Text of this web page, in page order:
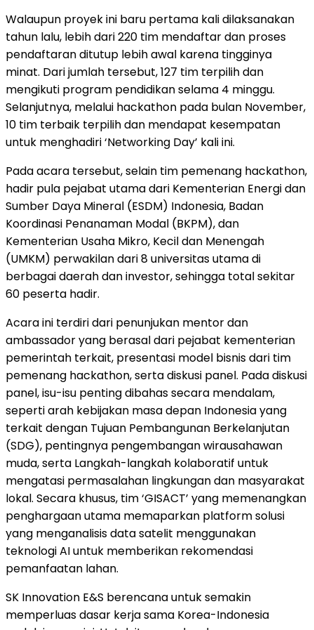
Walaupun proyek ini baru pertama kali dilaksanakan
tahun lalu, lebih dari 220 tim mendaftar dan proses
pendaftaran ditutup lebih awal karena tingginya
minat. Dari jumlah tersebut, 127 tim terpilih dan
mengikuti program pendidikan selama 4 minggu.
Selanjutnya, melalui hackathon pada bulan November,
10 tim terbaik terpilih dan mendapat kesempatan
untuk menghadiri ‘Networking Day’ kali ini.
Pada acara tersebut, selain tim pemenang hackathon,
hadir pula pejabat utama dari Kementerian Energi dan
Sumber Daya Mineral (ESDM) Indonesia, Badan
Koordinasi Penanaman Modal (BKPM), dan
Kementerian Usaha Mikro, Kecil dan Menengah
(UMKM) perwakilan dari 8 universitas utama di
berbagai daerah dan investor, sehingga total sekitar
60 peserta hadir.
Acara ini terdiri dari penunjukan mentor dan
ambassador yang berasal dari pejabat kementerian
pemerintah terkait, presentasi model bisnis dari tim
pemenang hackathon, serta diskusi panel. Pada diskusi
panel, isu-isu penting dibahas secara mendalam,
seperti arah kebijakan masa depan Indonesia yang
terkait dengan Tujuan Pembangunan Berkelanjutan
(SDG), pentingnya pengembangan wirausahawan
muda, serta Langkah-langkah kolaboratif untuk
mengatasi permasalahan lingkungan dan masyarakat
lokal. Secara khusus, tim ‘GISACT’ yang memenangkan
penghargaan utama memaparkan platform solusi
yang menganalisis data satelit menggunakan
teknologi AI untuk memberikan rekomendasi
pemanfaatan lahan.
SK Innovation E&S berencana untuk semakin
memperluas dasar kerja sama Korea-Indonesia